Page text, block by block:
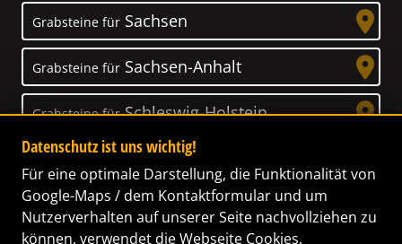
Grabsteine für Sachsen
Grabsteine für Sachsen-Anhalt
Grabsteine fürSchleswig-Holstein
Thüringen
Datenschutz ist uns wichtig!
Für eine optimale Darstellung, die Funktionalität von
Google-Maps / dem Kontaktformular und um
Nutzerverhalten auf unserer Seite nachvollziehen zu
können, verwendet die Webseite Cookies.